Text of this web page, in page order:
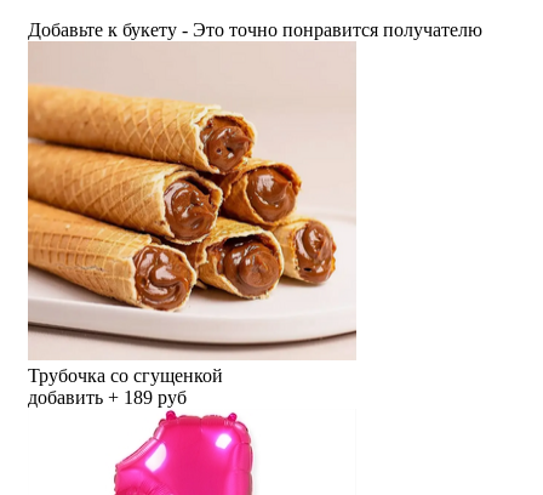
Добавьте к букету - Это точно понравится получателю
Трубочка со сгущенкой
добавить + 189 руб